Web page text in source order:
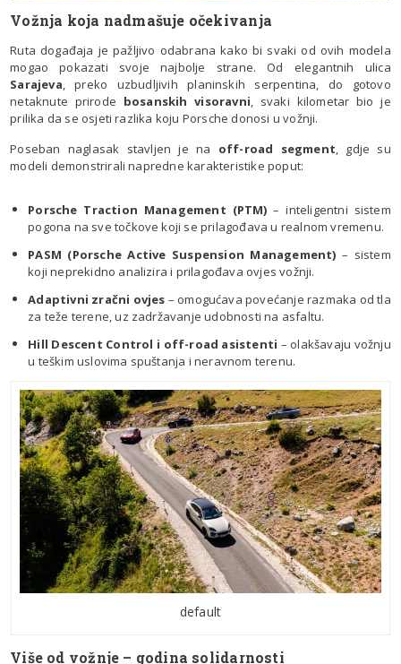
Vožnja koja nadmašuje očekivanja
Ruta događaja je pažljivo odabrana kako bi svaki od ovih modela
mogao pokazati svoje najbolje strane. Od elegantnih ulica
Sarajeva, preko uzbudljivih planinskih serpentina, do gotovo
netaknute prirode bosanskih visoravni, svaki kilometar bio je
prilika da se osjeti razlika koju Porsche donosi u vožnji.
Poseban naglasak stavljen je na off-road segment, gdje su
modeli demonstrirali napredne karakteristike poput:
Porsche Traction Management (PTM) – inteligentni sistem
pogona na sve točkove koji se prilagođava u realnom vremenu.
PASM (Porsche Active Suspension Management) – sistem
koji neprekidno analizira i prilagođava ovjes vožnji.
Adaptivni zračni ovjes – omogućava povećanje razmaka od tla
za teže terene, uz zadržavanje udobnosti na asfaltu.
Hill Descent Control i off-road asistenti – olakšavaju vožnju
u teškim uslovima spuštanja i neravnom terenu.
default
Više od vožnje – godina solidarnosti